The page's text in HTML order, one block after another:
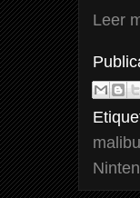
Leer